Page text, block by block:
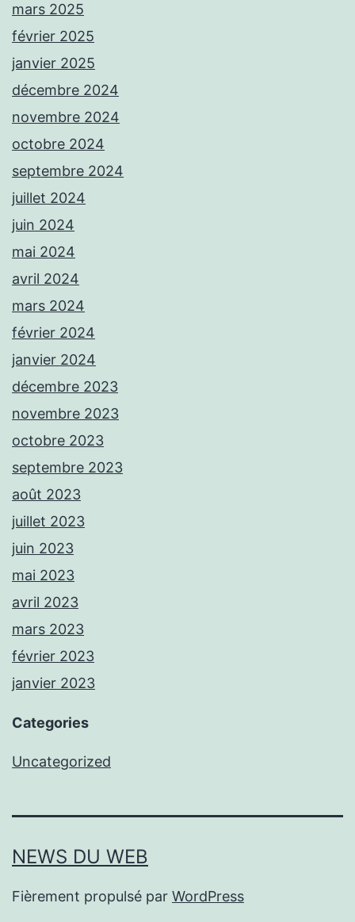
mars 2025
février 2025
janvier 2025
décembre 2024
novembre 2024
octobre 2024
septembre 2024
juillet 2024
juin 2024
mai 2024
avril 2024
mars 2024
février 2024
janvier 2024
décembre 2023
novembre 2023
octobre 2023
septembre 2023
août 2023
juillet 2023
juin 2023
mai 2023
avril 2023
mars 2023
février 2023
janvier 2023
Categories
Uncategorized
NEWS DU WEB
Fièrement propulsé par WordPress